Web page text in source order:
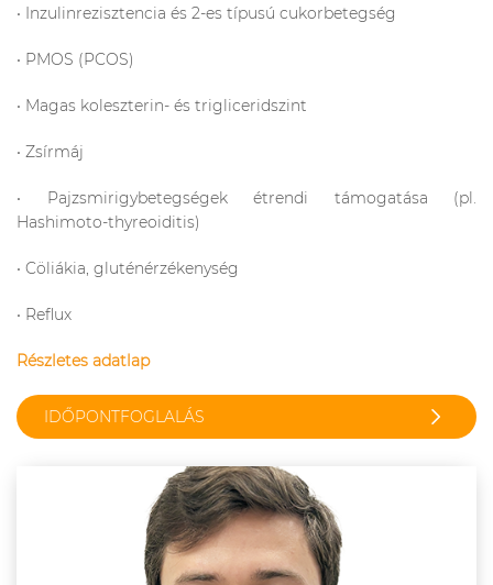
• Inzulinrezisztencia és 2-es típusú cukorbetegség
• PMOS (PCOS)
• Magas koleszterin- és trigliceridszint
• Zsírmáj
• Pajzsmirigybetegségek étrendi támogatása (pl.
Hashimoto-thyreoiditis)
• Cöliákia, gluténérzékenység
• Reflux
Részletes adatlap
IDŐPONTFOGLALÁS